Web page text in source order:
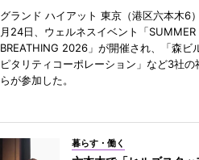
グランド ハイアット 東京（港区六本木6
月24日、ウェルネスイベント「SUMMER
BREATHING 2026」が開催され、「森ビ
ピタリティコーポレーション」など3社の
らが参加した。
暮らす・働く